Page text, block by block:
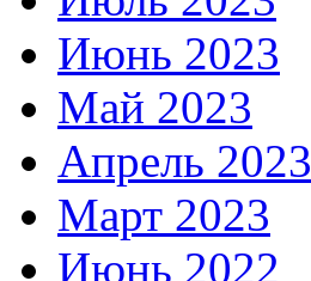
Июнь 2023
Май 2023
Апрель 2023
Март 2023
Июнь 2022